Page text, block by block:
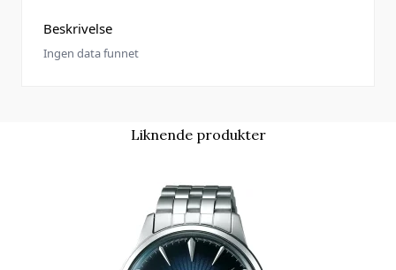
Beskrivelse
Ingen data funnet
Liknende produkter